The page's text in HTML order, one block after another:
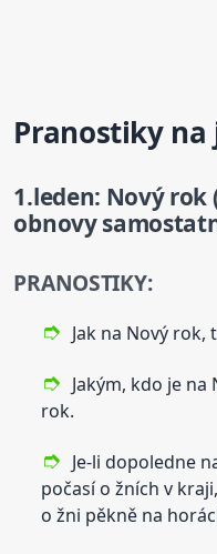
Pranostiky
1.leden: Nový rok
obnovy
PRANOSTIKY:
Jak na Nový rok,
Jakým, kdo je
rok.
Je-li dopoledne
počasí o žních v
o žni pěkně na